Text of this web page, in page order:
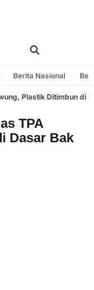
Berita Nasional
Plastik Ditimbun di
TPA
Dasar Bak